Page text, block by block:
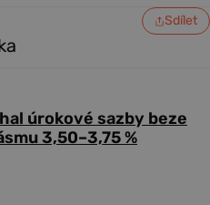
Sdílet
úrokové sazby beze
3,50–3,75 %